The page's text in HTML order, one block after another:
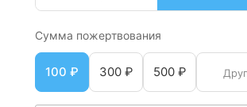
Сумма пожертвования
100 ₽ 300 ₽ 500 ₽